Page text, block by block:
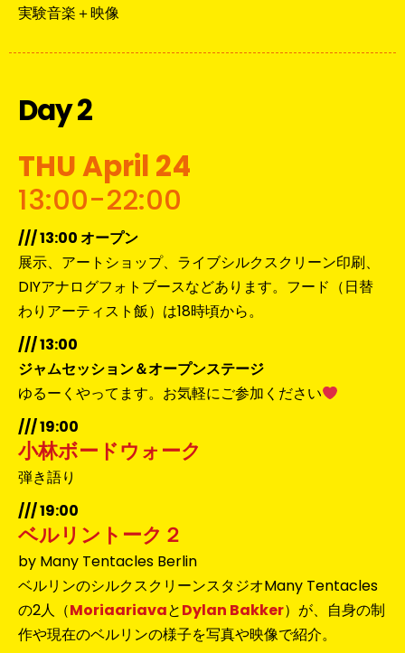
実験音楽＋映像
Day 2
THU April 24
13:00-22:00
/// 13:00 オープン
展示、アートショップ、ライブシルクスクリーン印刷、
DIYアナログフォトブースなどあります。フード（日替
わりアーティスト飯）は18時頃から。
/// 13:00
ジャムセッション＆オープンステージ
ゆるーくやってます。お気軽にご参加ください
/// 19:00
小林ボードウォーク
弾き語り
/// 19:00
ベルリントーク２
by Many Tentacles Berlin
ベルリンのシルクスクリーンスタジオMany Tentacles
の2人（MoriaariavaとDylan Bakker）が、自身の制
作や現在のベルリンの様子を写真や映像で紹介。